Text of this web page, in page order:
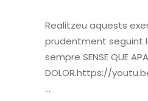
Realitzeu aquests
prudentment seguint
sempre SENSE QUE
DOLOR.https://